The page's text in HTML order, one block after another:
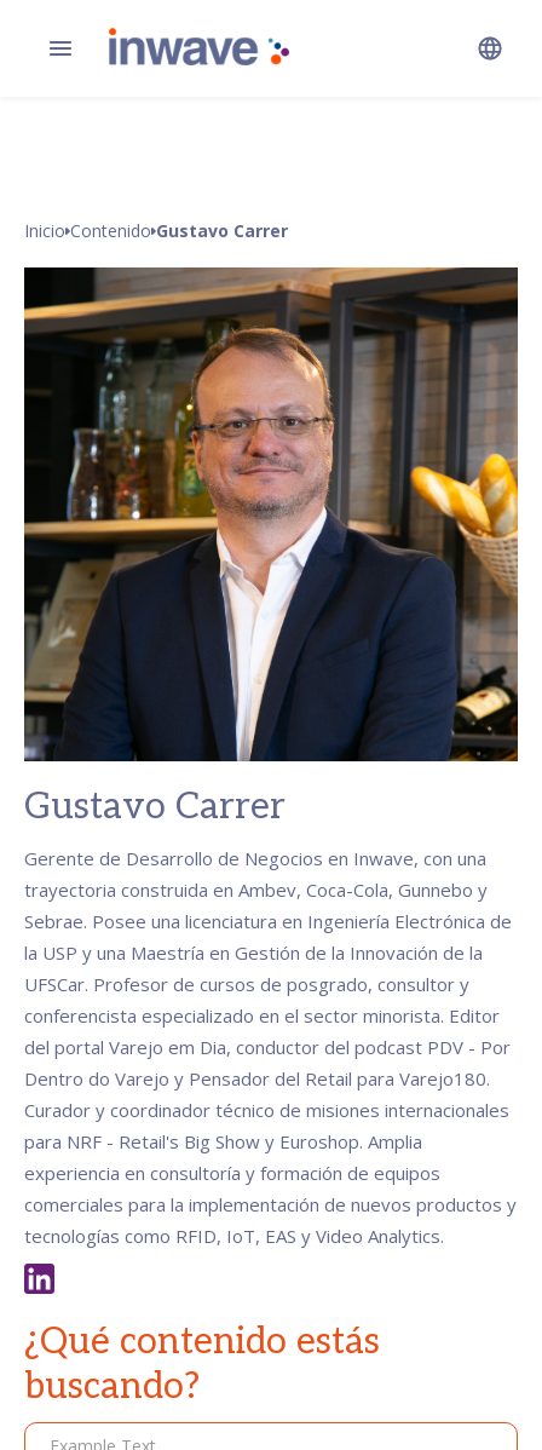
Inicio Contenido Gustavo Carrer
Gustavo Carrer
Gerente de Desarrollo de Negocios en Inwave, con una
trayectoria construida en Ambev, Coca-Cola, Gunnebo y
Sebrae. Posee una licenciatura en Ingeniería Electrónica de
la USP y una Maestría en Gestión de la Innovación de la
UFSCar. Profesor de cursos de posgrado, consultor y
conferencista especializado en el sector minorista. Editor
del portal Varejo em Dia, conductor del podcast PDV - Por
Dentro do Varejo y Pensador del Retail para Varejo180.
Curador y coordinador técnico de misiones internacionales
para NRF - Retail's Big Show y Euroshop. Amplia
experiencia en consultoría y formación de equipos
comerciales para la implementación de nuevos productos y
tecnologías como RFID, IoT, EAS y Video Analytics.
¿Qué contenido estás
buscando?